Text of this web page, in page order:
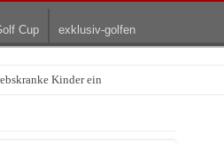
Cup exklusiv-golfen
Kinder ein